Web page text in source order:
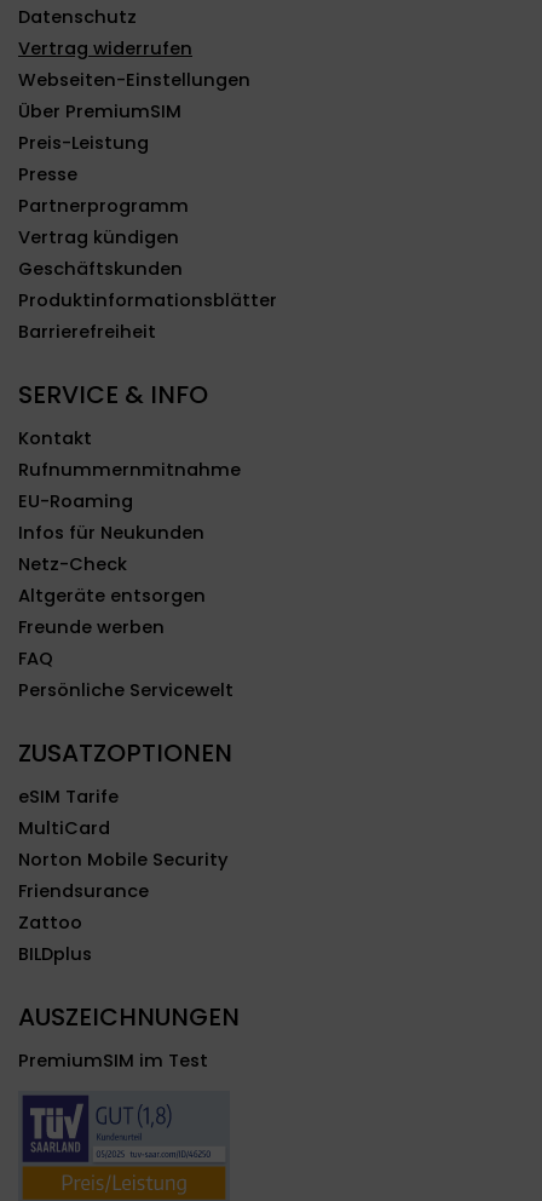
Datenschutz
Vertrag widerrufen
Webseiten-Einstellungen
Über PremiumSIM
Preis-Leistung
Presse
Partnerprogramm
Vertrag kündigen
Geschäftskunden
Produktinformationsblätter
Barrierefreiheit
SERVICE & INFO
Kontakt
Rufnummernmitnahme
EU-Roaming
Infos für Neukunden
Netz-Check
Altgeräte entsorgen
Freunde werben
FAQ
Persönliche Servicewelt
ZUSATZOPTIONEN
eSIM Tarife
MultiCard
Norton Mobile Security
Friendsurance
Zattoo
BILDplus
AUSZEICHNUNGEN
PremiumSIM im Test